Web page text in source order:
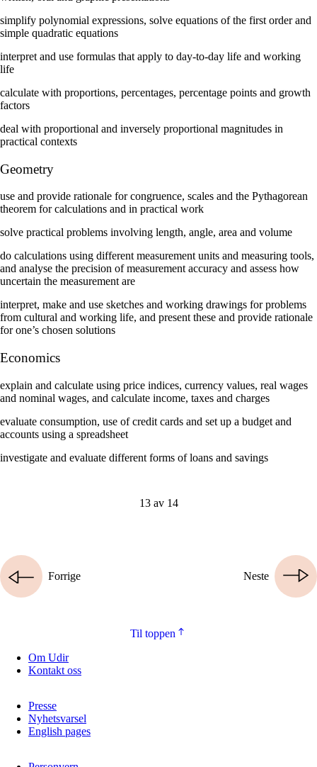
simplify polynomial expressions, solve equations of the first order and
simple quadratic equations
interpret and use formulas that apply to day-to-day life and working
life
calculate with proportions, percentages, percentage points and growth
factors
deal with proportional and inversely proportional magnitudes in
practical contexts
Geometry
use and provide rationale for congruence, scales and the Pythagorean
theorem for calculations and in practical work
solve practical problems involving length, angle, area and volume
do calculations using different measurement units and measuring tools,
and analyse the precision of measurement accuracy and assess how
uncertain the measurement are
interpret, make and use sketches and working drawings for problems
from cultural and working life, and present these and provide rationale
for one’s chosen solutions
Economics
explain and calculate using price indices, currency values, real wages
and nominal wages, and calculate income, taxes and charges
evaluate consumption, use of credit cards and set up a budget and
accounts using a spreadsheet
investigate and evaluate different forms of loans and savings
13 av 14
Neste
Forrige
Til toppen
Om Udir
Kontakt oss
Presse
Nyhetsvarsel
English pages